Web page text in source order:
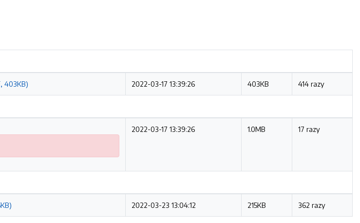
403KB) 2022-03-17 13:39:26 403KB 414 razy
2022-03-17 13:39:26 1.0MB 17 razy
2022-03-23 13:04:12 215KB 362 razy